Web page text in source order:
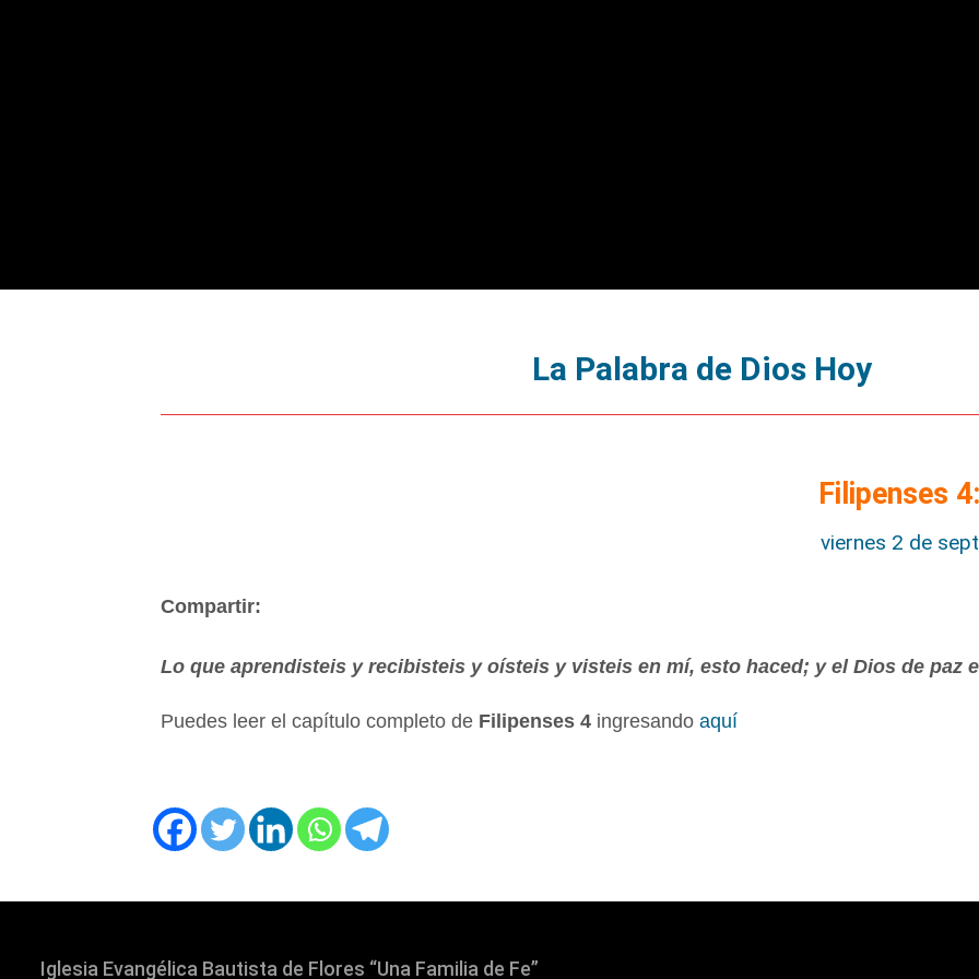
La Palabra de Dios Hoy
Filipenses
viernes 2 de
Compartir:
Lo que aprendisteis y recibisteis y oísteis y visteis en mí, esto haced; y el Dios de paz
Puedes leer el capítulo completo de Filipenses 4 ingresando aquí
Iglesia Evangélica Bautista de Flores “Una Familia de Fe”